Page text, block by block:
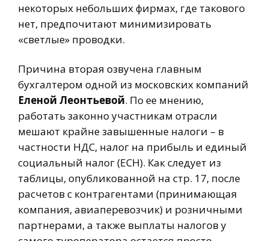
некоторых небольших фирмах, где такового
нет, предпочитают минимизировать
«светлые» проводки.
Причина вторая озвучена главным
бухгалтером одной из московских компаний
Еленой Леонтьевой. По ее мнению,
работать законно участникам отрасли
мешают крайне завышенные налоги – в
частности НДС, налог на прибыль и единый
социальный налог (ЕСН). Как следует из
таблицы, опубликованной на стр. 17, после
расчетов с контрагентами (принимающая
компания, авиаперевозчик) и розничными
партнерами, а также выплаты налогов у